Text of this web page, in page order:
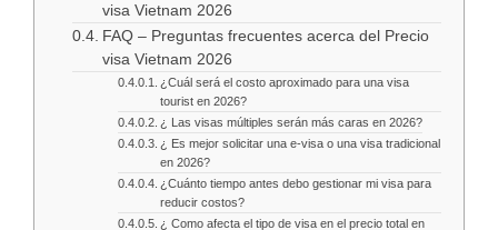
visa Vietnam 2026
FAQ – Preguntas frecuentes acerca del Precio
visa Vietnam 2026
¿Cuál será el costo aproximado para una visa
tourist en 2026?
¿ Las visas múltiples serán más caras en 2026?
¿ Es mejor solicitar una e-visa o una visa tradicional
en 2026?
¿Cuánto tiempo antes debo gestionar mi visa para
reducir costos?
¿ Como afecta el tipo de visa en el precio total en